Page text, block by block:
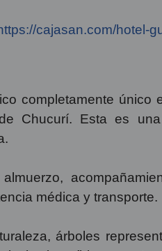
cajasan.com/hotel-
completamente
Chucurí. Esta es
médica y transporte.
árboles